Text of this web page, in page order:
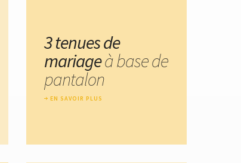
3 tenues de
mariageà base de
pantalon
EN SAVOIR PLUS